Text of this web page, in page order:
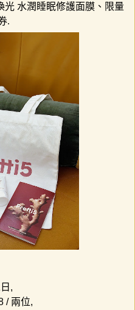
光 水潤睡眠修護面膜、限量
.
日 ,
/ 兩位,